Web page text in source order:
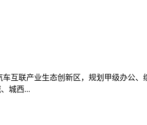
互联产业生态创新区，规划甲级办公
城西...